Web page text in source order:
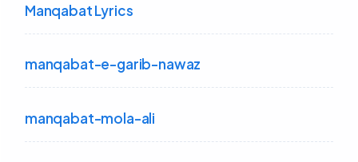
Manqabat Lyrics
manqabat-e-garib-nawaz
manqabat-mola-ali